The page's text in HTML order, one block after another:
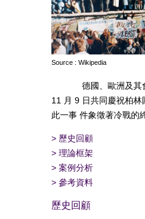
Source : Wikipedia
德國、歐洲及
11 月 9 日共同慶祝柏林
此一事 件象徵著冷戰的
> 歷史回顧
> 理論框架
> 案例分析
> 參考資料
歷史回顧